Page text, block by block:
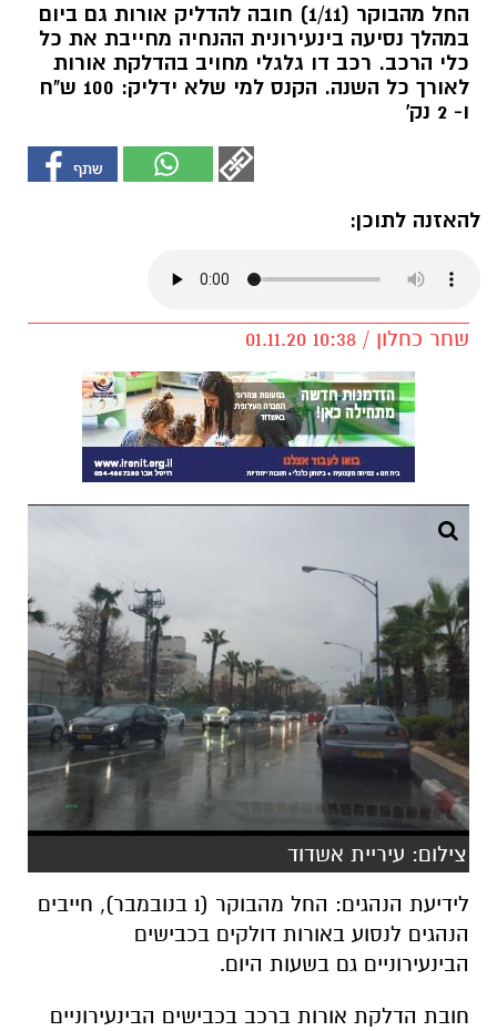
החל מהבוקר (1/11) חובה להדליק אורות גם ביום
במהלך נסיעה בינעירונית ההנחיה מחייבת את כל
כלי הרכב. רכב דו גלגלי מחויב בהדלקת אורות
לאורך כל השנה. הקנס למי שלא ידליק: 100 ש"ח
ו- 2 נק'
להאזנה לתוכן:
שחר כחלון / 10:38 01.11.20
צילום: עיריית אשדוד
לידיעת הנהגים: החל מהבוקר (1 בנובמבר), חייבים
הנהגים לנסוע באורות דולקים בכבישים
הבינעירוניים גם בשעות היום.
חובת הדלקת אורות ברכב בכבישים הבינעירוניים